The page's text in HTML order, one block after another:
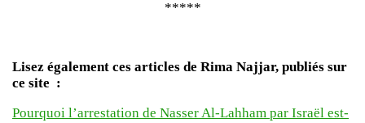
*****
Lisez également ces articles de Rima Najjar, publiés sur
ce site :
Pourquoi l’arrestation de Nasser Al-Lahham par Israël est-